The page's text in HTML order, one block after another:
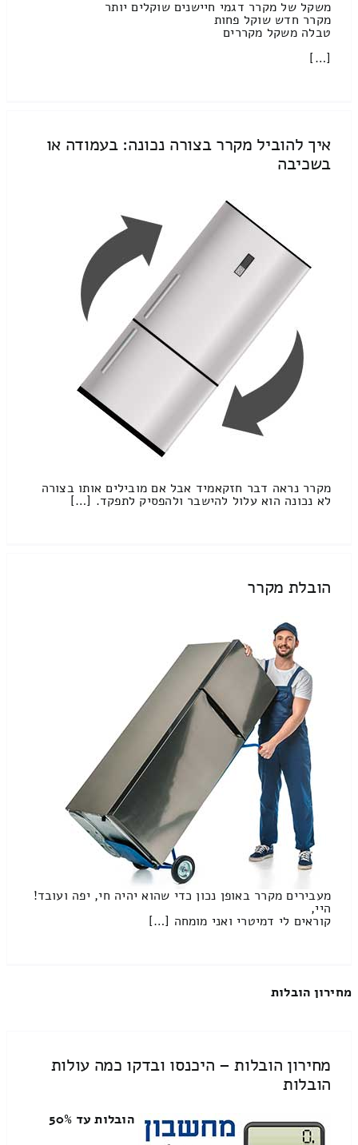
משקל של מקרר דגמי חיישנים שוקלים יותר
מקרר חדש שוקל פחות
טבלה משקל מקררים
[…]
איך להוביל מקרר בצורה נכונה: בעמודה או
בשכיבה
מקרר נראה דבר חזקאמיד אבל אם מובילים אותו בצורה
לא נכונה הוא עלול להישבר ולהפסיק לתפקד. […]
הובלת מקרר
מעבירים מקרר באופן נכון כדי שהוא יהיה חי, יפה ועובד!
היי,
קוראים לי דמיטרי ואני מומחה […]
מחירון הובלות
מחירון הובלות – היכנסו ובדקו כמה עולות
הובלות
הובלות עד 50%